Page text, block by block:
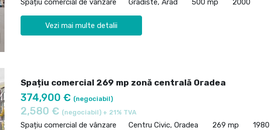
Vezi mai multe detalii
Spațiu comercial 269 mp zonă centrală Oradea
374,900 € (negociabil)
2,580 € (negociabil) + 21% TVA
Spațiu comercial de vânzare Centru Civic, Oradea 269 mp 1980